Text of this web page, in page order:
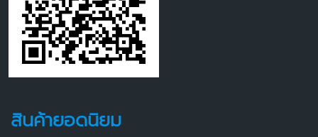
สินค้ายอดนิยม